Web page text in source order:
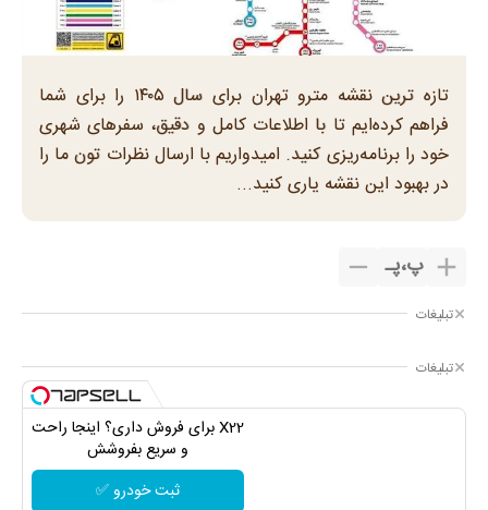
تازه ترین نقشه مترو تهران برای سال ۱۴۰۵ را برای شما
فراهم کرده‌ایم تا با اطلاعات کامل و دقیق، سفرهای شهری
خود را برنامه‌ریزی کنید. امیدواریم با ارسال نظرات تون ما را
در بهبود این نقشه یاری کنید...
پ،پـ
تبلیغات
تبلیغات
X22 برای فروش داری؟ اینجا راحت
و سریع بفروشش
ثبت خودرو ✅